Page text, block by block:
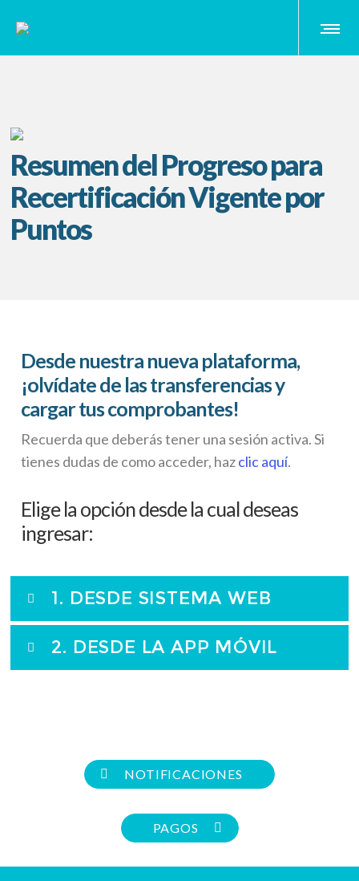
Resumen del Progreso para
Recertificación Vigente por
Puntos
Desde nuestra nueva plataforma,
¡olvídate de las transferencias y
cargar tus comprobantes!
Recuerda que deberás tener una sesión activa. Si
tienes dudas de como acceder, hazclic aquí.
Elige la opción desde la cual deseas
ingresar:
1. DESDE SISTEMA WEB
2. DESDE LA APP MÓVIL
NOTIFICACIONES
PAGOS